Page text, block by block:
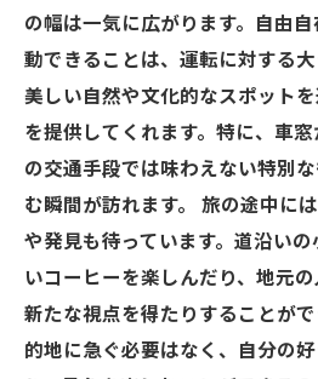
冒険はどこに？
の幅は一気に広がります。自由
動できることは、運転に対する大
美しい自然や文化的なスポット
を提供してくれます。特に、車
の交通手段では味わえない特別
む瞬間が訪れます。 旅の途中に
や発見も待っています。道沿い
いコーヒーを楽しんだり、地元
新たな視点を得たりすることが
的地に急ぐ必要はなく、自分の